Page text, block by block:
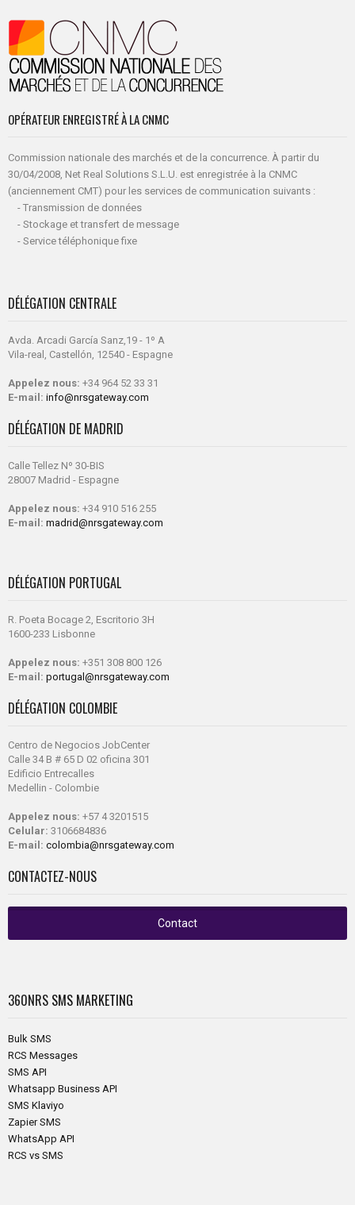
OPÉRATEUR ENREGISTRÉ À LA CNMC
Commission nationale des marchés et de la concurrence. À partir du
30/04/2008, Net Real Solutions S.L.U. est enregistrée à la CNMC
(anciennement CMT) pour les services de communication suivants :
- Transmission de données
- Stockage et transfert de message
- Service téléphonique fixe
DÉLÉGATION CENTRALE
Avda. Arcadi García Sanz,19 - 1º A
Vila-real, Castellón, 12540 - Espagne
Appelez nous: +34 964 52 33 31
E-mail: info@nrsgateway.com
DÉLÉGATION DE MADRID
Calle Tellez Nº 30-BIS
28007 Madrid - Espagne
Appelez nous: +34 910 516 255
E-mail: madrid@nrsgateway.com
DÉLÉGATION PORTUGAL
R. Poeta Bocage 2, Escritorio 3H
1600-233 Lisbonne
Appelez nous: +351 308 800 126
E-mail: portugal@nrsgateway.com
DÉLÉGATION COLOMBIE
Centro de Negocios JobCenter
Calle 34 B # 65 D 02 oficina 301
Edificio Entrecalles
Medellin - Colombie
Appelez nous: +57 4 3201515
Celular: 3106684836
E-mail: colombia@nrsgateway.com
CONTACTEZ-NOUS
Contact
360NRS SMS MARKETING
Bulk SMS
RCS Messages
SMS API
Whatsapp Business API
SMS Klaviyo
Zapier SMS
WhatsApp API
RCS vs SMS